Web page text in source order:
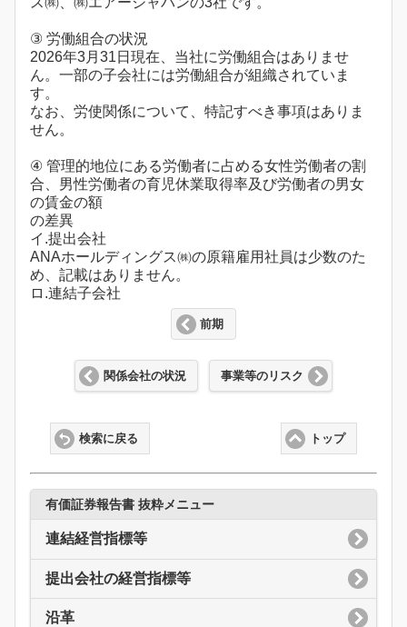
③ 労働組合の状況
2026年3月31日現在、当社に労働組合はありませ
ん。一部の子会社には労働組合が組織されていま
す。
なお、労使関係について、特記すべき事項はありま
せん。
④ 管理的地位にある労働者に占める女性労働者の割
合、男性労働者の育児休業取得率及び労働者の男女
の賃金の額
の差異
イ.提出会社
ANAホールディングス㈱の原籍雇用社員は少数のた
め、記載はありません。
ロ.連結子会社
前期
関係会社の状況 事業等のリスク
トップ
検索に戻る
有価証券報告書 抜粋メニュー
連結経営指標等
提出会社の経営指標等
沿革